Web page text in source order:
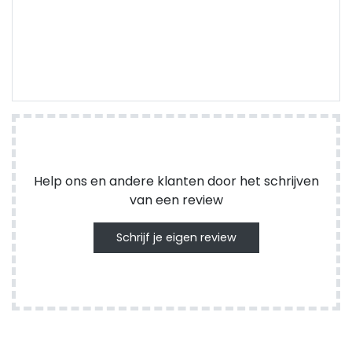
Help ons en andere klanten door het schrijven
van een review
Schrijf je eigen review